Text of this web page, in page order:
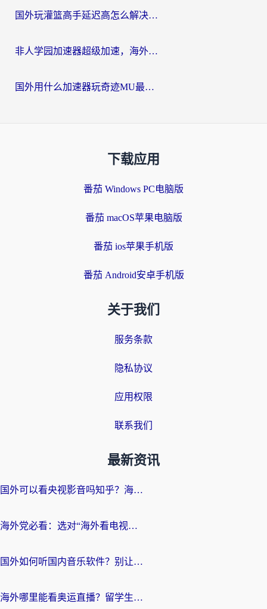
国外玩灌篮高手延迟高怎么解决？海外玩家国服游戏加速终极指南
非人学园加速器超级加速，海外玩家重返国服的通行证
国外用什么加速器玩奇迹MU最好？2026海外玩家国服游戏加速全攻略
下载应用
番茄 Windows PC电脑版
番茄 macOS苹果电脑版
番茄 ios苹果手机版
番茄 Android安卓手机版
关于我们
服务条款
隐私协议
应用权限
联系我们
最新资讯
国外可以看央视影音吗知乎？海外党亲测有效的回国加速方案
海外党必看：选对“海外看电视剧软件”，再也不用愁国内剧刷不了
国外如何听国内音乐软件？别让地域限制，断了你的中文歌单
海外哪里能看奥运直播？留学生&海外华人必看的体育赛事观赛终极指南